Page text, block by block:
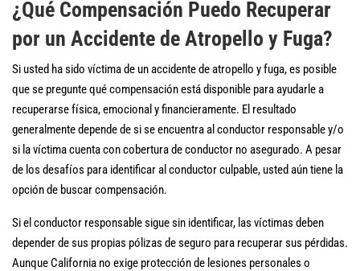
¿Qué Compensación Puedo Recuperar
por un Accidente de Atropello y Fuga?
Si usted ha sido víctima de un accidente de atropello y fuga, es posible
que se pregunte qué compensación está disponible para ayudarle a
recuperarse física, emocional y financieramente. El resultado
generalmente depende de si se encuentra al conductor responsable y/o
si la víctima cuenta con cobertura de conductor no asegurado. A pesar
de los desafíos para identificar al conductor culpable, usted aún tiene la
opción de buscar compensación.
Si el conductor responsable sigue sin identificar, las víctimas deben
depender de sus propias pólizas de seguro para recuperar sus pérdidas.
Aunque California no exige protección de lesiones personales o